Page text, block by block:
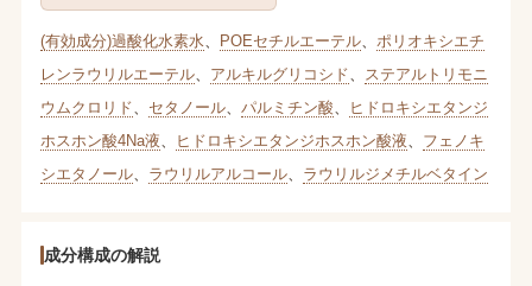
(有効成分)過酸化水素水 POEセチルエーテル、 ポリオキシエチ
レンラウリルエーテル、 アルキルグリコシド
ステアルトリモニ
ウムクロリド
セタノール、 パルミチン酸
ヒドロキシエタンジ
ホスホン酸4Na液
ヒドロキシエタンジホスホン酸液
フェノキ
シエタノール、 ラウリルアルコール、 ラウリルジメチルベタイン
成分構成の解説